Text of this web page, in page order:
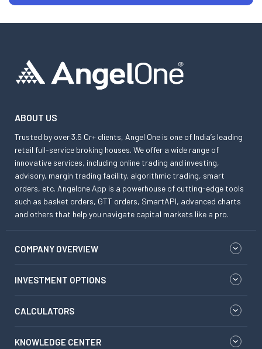
ABOUT US
Trusted by over 3.5 Cr+ clients, Angel One is one of India’s leading
retail full-service broking houses. We offer a wide range of
innovative services, including online trading and investing,
advisory, margin trading facility, algorithmic trading, smart
orders, etc. Angelone App is a powerhouse of cutting-edge tools
such as basket orders, GTT orders, SmartAPI, advanced charts
and others that help you navigate capital markets like a pro.
COMPANY OVERVIEW
INVESTMENT OPTIONS
CALCULATORS
KNOWLEDGE CENTER